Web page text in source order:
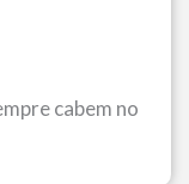
cabem no